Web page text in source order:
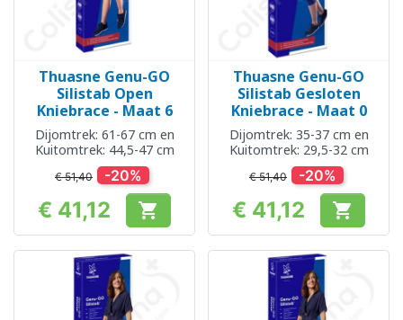
Thuasne Genu-GO
Silistab Open
Kniebrace - Maat 6
Dijomtrek: 61-67 cm en
Kuitomtrek: 44,5-47 cm
€ 51,40 -20%
Prijs
€ 41,12 
Thuasne Genu-GO
Silistab Gesloten
Kniebrace - Maat 0
Dijomtrek: 35-37 cm en
Kuitomtrek: 29,5-32 cm
€ 51,40 -20%
Prijs
€ 41,12 